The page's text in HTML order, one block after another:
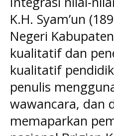
K.H. Syam’un
Negeri
kualitatif dan
kualitatif
penulis
wawancara, dan
memaparkan